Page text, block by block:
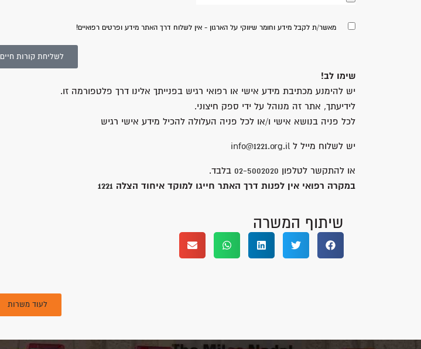
מאשר/ת לקבל מידע וחומר שיווקי על הארגון - אין לשלוח דרך האתר מידע ופרטים רפואיים!
לשליחת קורות חיים
שימו לב!
יש להימנע מכתיבת מידע אישי או רפואי רגיש בפנייתך אלינו דרך פלטפורמה זו.
לידיעתך, אתר זה מנוהל על ידי ספק חיצוני.
לכל פניה בנושא אישי ו/או לכל פניה העלולה להכיל מידע אישי רגיש
יש לשלוח מייל ל info@1221.org.il
או להתקשר לטלפון
בלבד.
במקרה רפואי אין לפנות דרך האתר חייגו למוקד איחוד הצלה 1221
שיתוף המשרה
לעוד משרות